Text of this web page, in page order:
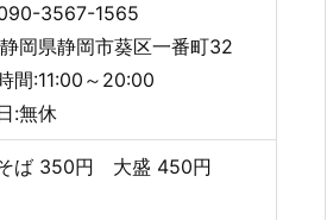
3567-1565
岡県静岡市葵区一番町32
間:11:00～20:00
:無休
ば 350円 大盛 450円